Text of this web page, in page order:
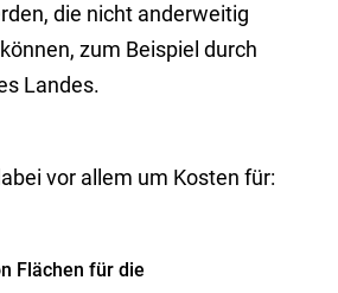
die nicht anderweitig
zum Beispiel durch
Landes.
vor allem um Kosten für:
Flächen für die